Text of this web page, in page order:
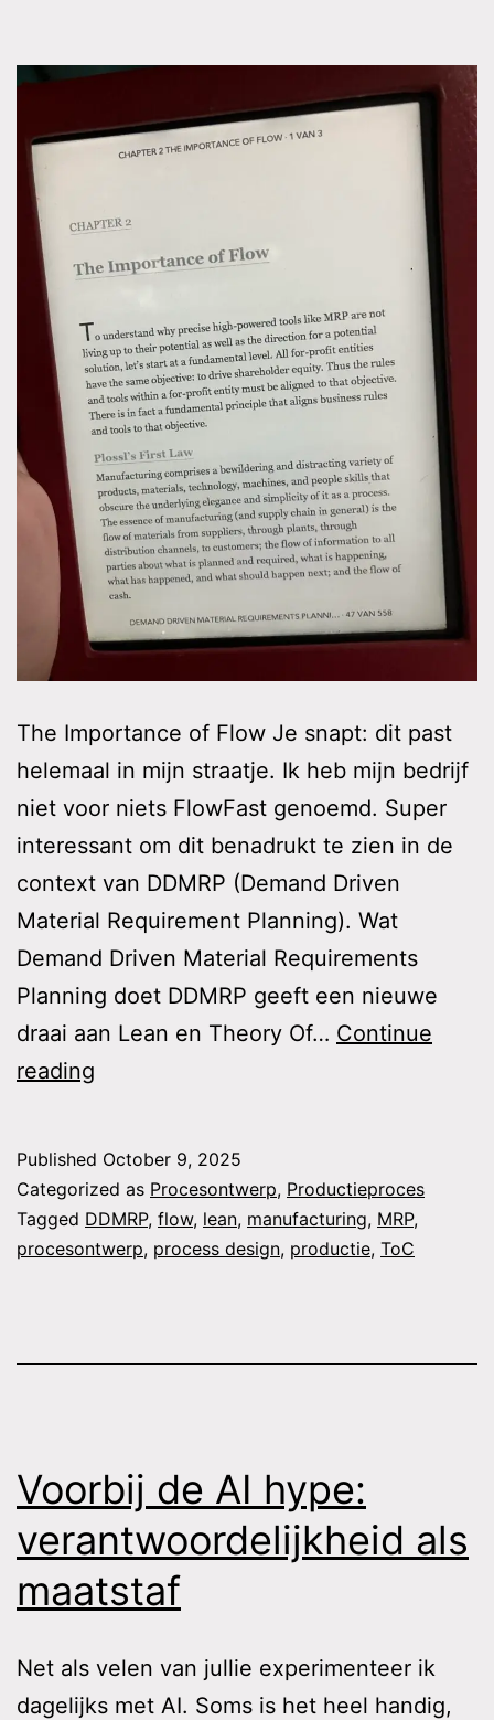
The Importance of Flow Je snapt: dit past
helemaal in mijn straatje. Ik heb mijn bedrijf
niet voor niets FlowFast genoemd. Super
interessant om dit benadrukt te zien in de
context van DDMRP (Demand Driven
Material Requirement Planning). Wat
Demand Driven Material Requirements
Planning doet DDMRP geeft een nieuwe
draai aan Lean en Theory Of… Continue
reading
Published October 9, 2025
Categorized as Procesontwerp, Productieproces
Tagged DDMRP, flow, lean, manufacturing, MRP,
procesontwerp, process design, productie, ToC
Voorbij de AI hype:
verantwoordelijkheid als
maatstaf
Net als velen van jullie experimenteer ik
dagelijks met AI. Soms is het heel handig,